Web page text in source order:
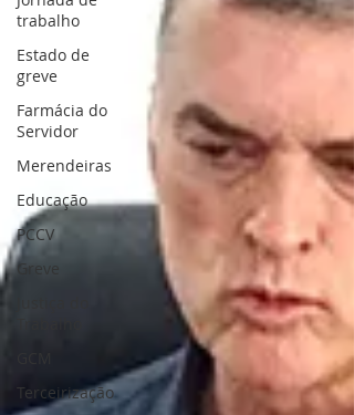
trabalho
Estado de
greve
Farmácia do
Servidor
Merendeiras
Educação
PCCV
Greve
Terceirização